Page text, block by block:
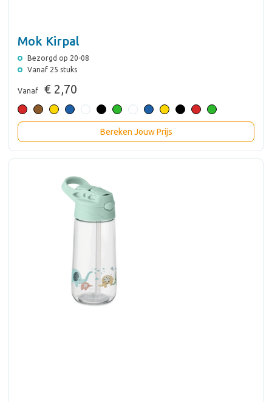
Mok Kirpal
Bezorgd op 20-08
Vanaf 25 stuks
Vanaf € 2,70
Bereken Jouw Prijs